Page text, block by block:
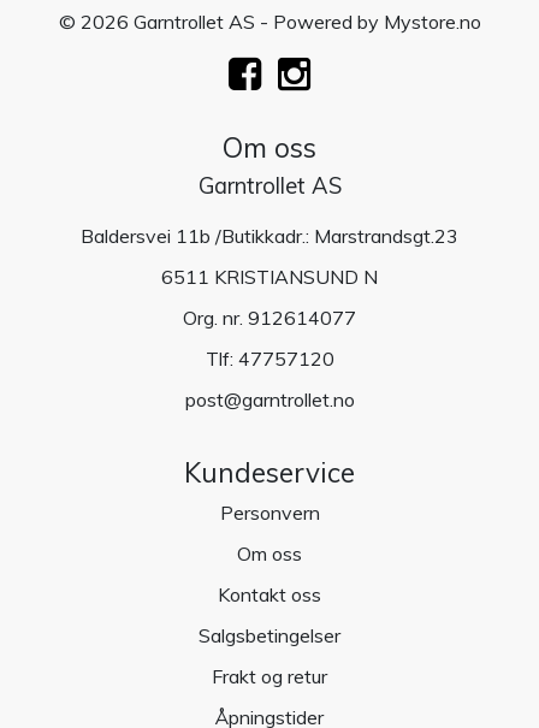
© 2026 Garntrollet AS - Powered by Mystore.no
Om oss
Garntrollet AS
Baldersvei 11b /Butikkadr.: Marstrandsgt.23
6511 KRISTIANSUND N
Org. nr. 912614077
Tlf: 47757120
post@garntrollet.no
Kundeservice
Personvern
Om oss
Kontakt oss
Salgsbetingelser
Frakt og retur
Åpningstider